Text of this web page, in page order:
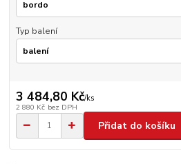
Typ balení
3 484,80 Kč/ks
2 880 Kč bez DPH
Přidat do košíku